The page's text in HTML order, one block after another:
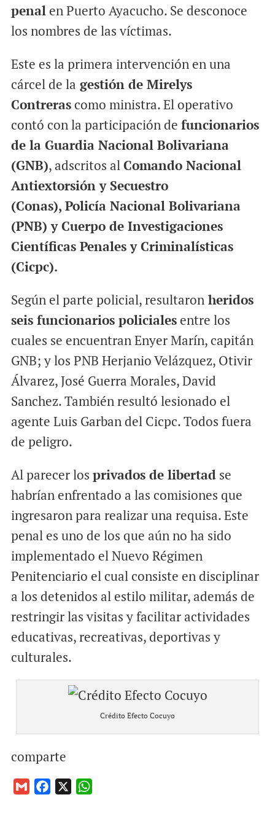
penalen Puerto Ayacucho. Se desconoce
los nombres de las víctimas.
Este es la primera intervención en una
cárcel de la gestión de Mirelys
Contrerascomo ministra. El operativo
contó con la participación de funcionarios
de la Guardia Nacional Bolivariana
(GNB), adscritos alComando Nacional
Antiextorsión y Secuestro
(Conas), Policía Nacional Bolivariana
(PNB) y Cuerpo de Investigaciones
Científicas Penales y Criminalísticas
(Cicpc).
Según el parte policial, resultaronheridos
seis funcionarios policialesentre los
cuales se encuentran Enyer Marín, capitán
GNB; y los PNB Herjanio Velázquez, Otivir
Álvarez, José Guerra Morales, David
Sanchez. También resultó lesionado el
agente Luis Garban del Cicpc. Todos fuera
de peligro.
Al parecer los privados de libertadse
habrían enfrentado a las comisiones que
ingresaron para realizar una requisa. Este
penal es uno de los que aún no ha sido
implementado el Nuevo Régimen
Penitenciario el cual consiste en disciplinar
a los detenidos al estilo militar, además de
restringir las visitas y facilitar actividades
educativas, recreativas, deportivas y
culturales.
Crédito Efecto Cocuyo
comparte